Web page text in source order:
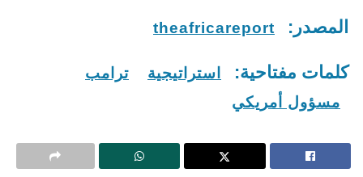
المصدر: theafricareport
كلمات مفتاحية: استراتيجية
ترامب
مسؤول أمريكي